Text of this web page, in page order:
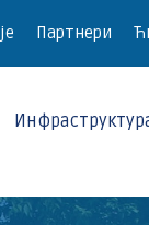
Партнери